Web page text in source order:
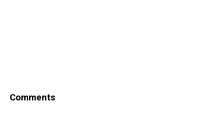
Comments